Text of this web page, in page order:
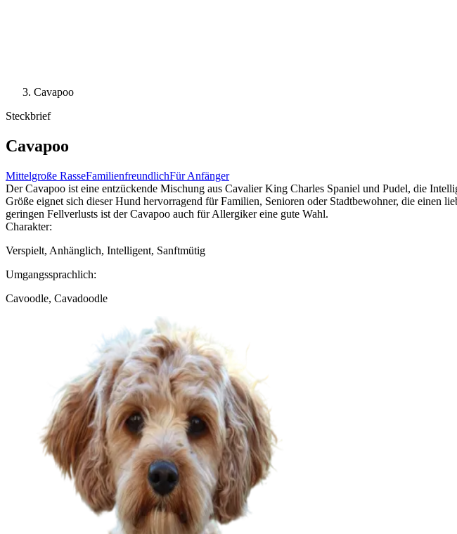
Cavapoo
Steckbrief
Cavapoo
Mittelgroße RasseFamilienfreundlichFür Anfänger
Der Cavapoo ist eine entzückende Mischung aus Cavalier King Charles Spaniel und Pudel, die
Größe eignet sich dieser Hund hervorragend für Familien, Senioren oder Stadtbewohner, die einen
geringen Fellverlusts ist der Cavapoo auch für Allergiker eine gute Wahl.
Charakter:
Verspielt, Anhänglich, Intelligent, Sanftmütig
Umgangssprachlich:
Cavoodle, Cavadoodle